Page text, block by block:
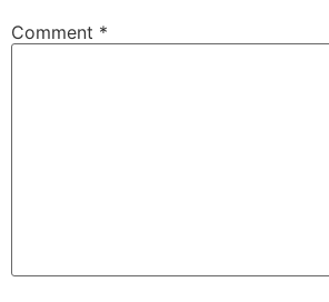
Comment *